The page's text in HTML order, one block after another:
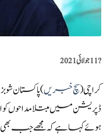
?️11 جولائی 2021
کراچی (سچ خبریں)پاکستان
ڈپریشن میں مبتلا مداحوں
ہوئے کہا ہے کہ مجھے جب